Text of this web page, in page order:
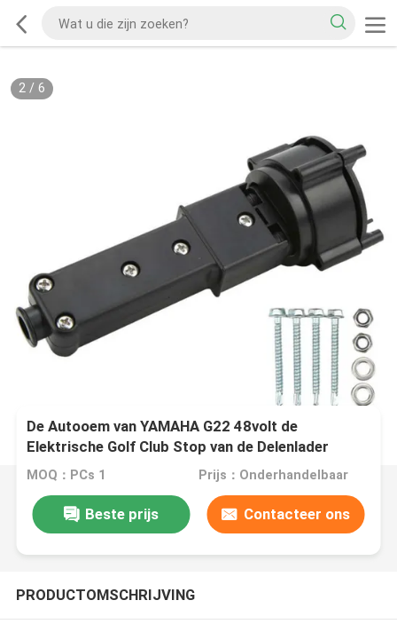
2/ 6
De Autooem van YAMAHA G22 48volt de
Elektrische Golf Club Stop van de Delenlader
MOQ：PCs 1 Prijs：Onderhandelbaar
Beste prijs Contacteer ons
PRODUCTOMSCHRIJVING